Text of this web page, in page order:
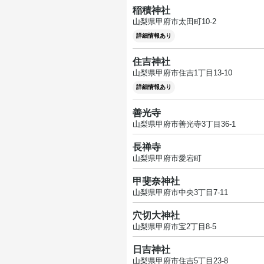
稲積神社
山梨県甲府市太田町10-2
詳細情報あり
住吉神社
山梨県甲府市住吉1丁目13-10
詳細情報あり
善光寺
山梨県甲府市善光寺3丁目36-1
長禅寺
山梨県甲府市愛宕町
甲斐奈神社
山梨県甲府市中央3丁目7-11
穴切大神社
山梨県甲府市宝2丁目8-5
日吉神社
山梨県甲府市住吉5丁目23-8